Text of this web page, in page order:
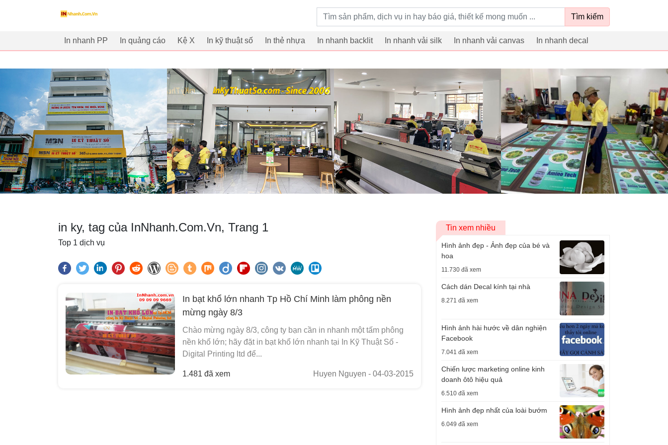
innhanh.com.vn Từ khoá tìm kiếm Tìm kiếm
In nhanh PP In quảng cáo Kệ X In kỹ thuật số In thẻ nhựa In nhanh backlit In nhanh vải silk In nhanh vải canvas In nhanh decal
in ky, tag của InNhanh.Com.Vn, Trang 1
Top 1 dịch vụ
In bạt khổ lớn nhanh Tp Hồ Chí Minh làm phông nền
mừng ngày 8/3
Chào mừng ngày 8/3, công ty bạn cần in nhanh một tấm phông
nền khổ lớn; hãy đặt in bạt khổ lớn nhanh tại In Kỹ Thuật Số -
Digital Printing ltd để...
1.481 đã xem Huyen Nguyen - 04-03-2015
Tin xem nhiều
Hình ảnh đẹp - Ảnh đẹp của bé và
hoa
11.730 đã xem
Cách dán Decal kính tại nhà
8.271 đã xem
Hình ảnh hài hước về dân nghiện
Facebook
7.041 đã xem
Chiến lược marketing online kinh
doanh ôtô hiệu quả
6.510 đã xem
Hình ảnh đẹp nhất của loài bướm
6.049 đã xem